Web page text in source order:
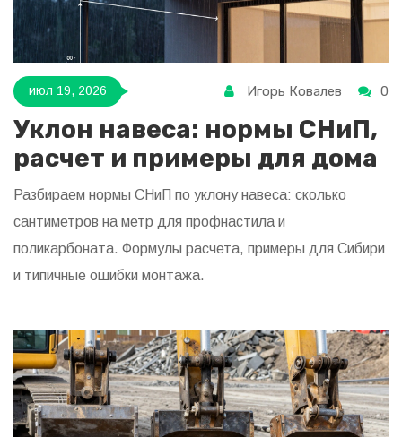
июл 19, 2026 Игорь Ковалев 0
Уклон навеса: нормы СНиП,
расчет и примеры для дома
Разбираем нормы СНиП по уклону навеса: сколько
сантиметров на метр для профнастила и
поликарбоната. Формулы расчета, примеры для Сибири
и типичные ошибки монтажа.